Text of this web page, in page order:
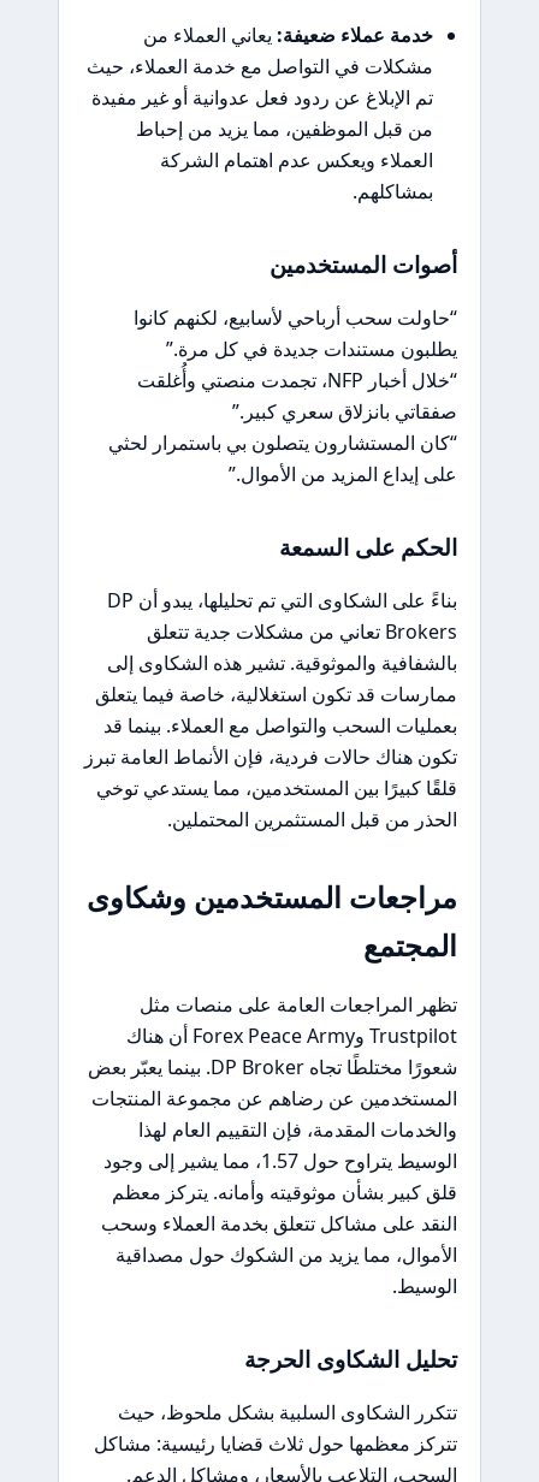
خدمة عملاء ضعيفة: يعاني العملاء من
مشكلات في التواصل مع خدمة العملاء، حيث
تم الإبلاغ عن ردود فعل عدوانية أو غير مفيدة
من قبل الموظفين، مما يزيد من إحباط
العملاء ويعكس عدم اهتمام الشركة
بمشاكلهم.
أصوات المستخدمين
“حاولت سحب أرباحي لأسابيع، لكنهم كانوا
يطلبون مستندات جديدة في كل مرة.”
“خلال أخبار NFP، تجمدت منصتي وأُغلقت
صفقاتي بانزلاق سعري كبير.”
“كان المستشارون يتصلون بي باستمرار لحثي
على إيداع المزيد من الأموال.”
الحكم على السمعة
بناءً على الشكاوى التي تم تحليلها، يبدو أن DP
Brokers تعاني من مشكلات جدية تتعلق
بالشفافية والموثوقية. تشير هذه الشكاوى إلى
ممارسات قد تكون استغلالية، خاصة فيما يتعلق
بعمليات السحب والتواصل مع العملاء. بينما قد
تكون هناك حالات فردية، فإن الأنماط العامة تبرز
قلقًا كبيرًا بين المستخدمين، مما يستدعي توخي
الحذر من قبل المستثمرين المحتملين.
مراجعات المستخدمين وشكاوى
المجتمع
تظهر المراجعات العامة على منصات مثل
Trustpilot وForex Peace Army أن هناك
شعورًا مختلطًا تجاه DP Broker. بينما يعبّر بعض
المستخدمين عن رضاهم عن مجموعة المنتجات
والخدمات المقدمة، فإن التقييم العام لهذا
الوسيط يتراوح حول 1.57، مما يشير إلى وجود
قلق كبير بشأن موثوقيته وأمانه. يتركز معظم
النقد على مشاكل تتعلق بخدمة العملاء وسحب
الأموال، مما يزيد من الشكوك حول مصداقية
الوسيط.
تحليل الشكاوى الحرجة
تتكرر الشكاوى السلبية بشكل ملحوظ، حيث
تتركز معظمها حول ثلاث قضايا رئيسية: مشاكل
السحب، التلاعب بالأسعار، ومشاكل الدعم.